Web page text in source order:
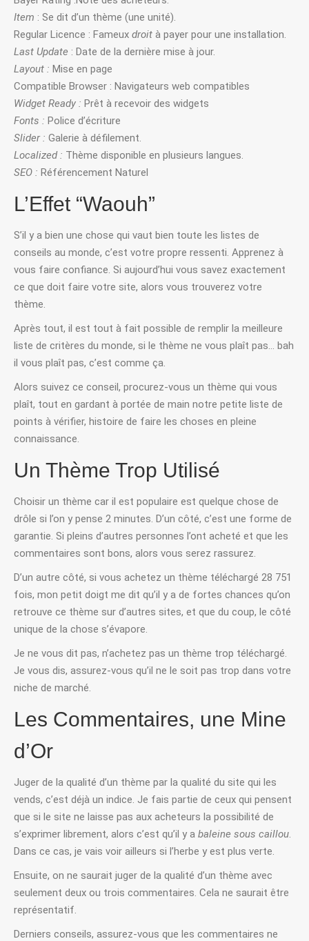
Item : Se dit d’un thème (une unité).
Regular Licence : Fameux droit à payer pour une installation.
Last Update : Date de la dernière mise à jour.
Layout : Mise en page
Compatible Browser : Navigateurs web compatibles
Widget Ready : Prêt à recevoir des widgets
Fonts : Police d’écriture
Slider : Galerie à défilement.
Localized : Thème disponible en plusieurs langues.
SEO : Référencement Naturel
L’Effet “Waouh”
S’il y a bien une chose qui vaut bien toute les listes de
conseils au monde, c’est votre propre ressenti. Apprenez à
vous faire confiance. Si aujourd’hui vous savez exactement
ce que doit faire votre site, alors vous trouverez votre
thème.
Après tout, il est tout à fait possible de remplir la meilleure
liste de critères du monde, si le thème ne vous plaît pas… bah
il vous plaît pas, c’est comme ça.
Alors suivez ce conseil, procurez-vous un thème qui vous
plaît, tout en gardant à portée de main notre petite liste de
points à vérifier, histoire de faire les choses en pleine
connaissance.
Un Thème Trop Utilisé
Choisir un thème car il est populaire est quelque chose de
drôle si l’on y pense 2 minutes. D’un côté, c’est une forme de
garantie. Si pleins d’autres personnes l’ont acheté et que les
commentaires sont bons, alors vous serez rassurez.
D’un autre côté, si vous achetez un thème téléchargé 28 751
fois, mon petit doigt me dit qu’il y a de fortes chances qu’on
retrouve ce thème sur d’autres sites, et que du coup, le côté
unique de la chose s’évapore.
Je ne vous dit pas, n’achetez pas un thème trop téléchargé.
Je vous dis, assurez-vous qu’il ne le soit pas trop dans votre
niche de marché.
Les Commentaires, une Mine
d’Or
Juger de la qualité d’un thème par la qualité du site qui les
vends, c’est déjà un indice. Je fais partie de ceux qui pensent
que si le site ne laisse pas aux acheteurs la possibilité de
s’exprimer librement, alors c’est qu’il y a baleine sous caillou.
Dans ce cas, je vais voir ailleurs si l’herbe y est plus verte.
Ensuite, on ne saurait juger de la qualité d’un thème avec
seulement deux ou trois commentaires. Cela ne saurait être
représentatif.
Derniers conseils, assurez-vous que les commentaires ne